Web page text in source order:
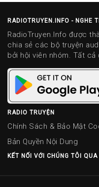
RADIOTRUYEN.INFO - NGHE
RadioTruyen.Info được
chia sẻ các bộ truyện
bởi hội viên nhóm. Tất
RADIO TRUYỆN
Chính Sách & Bảo Mật
Bản Quyền Nội Dung
KẾT NỐI VỚI CHÚNG TÔI